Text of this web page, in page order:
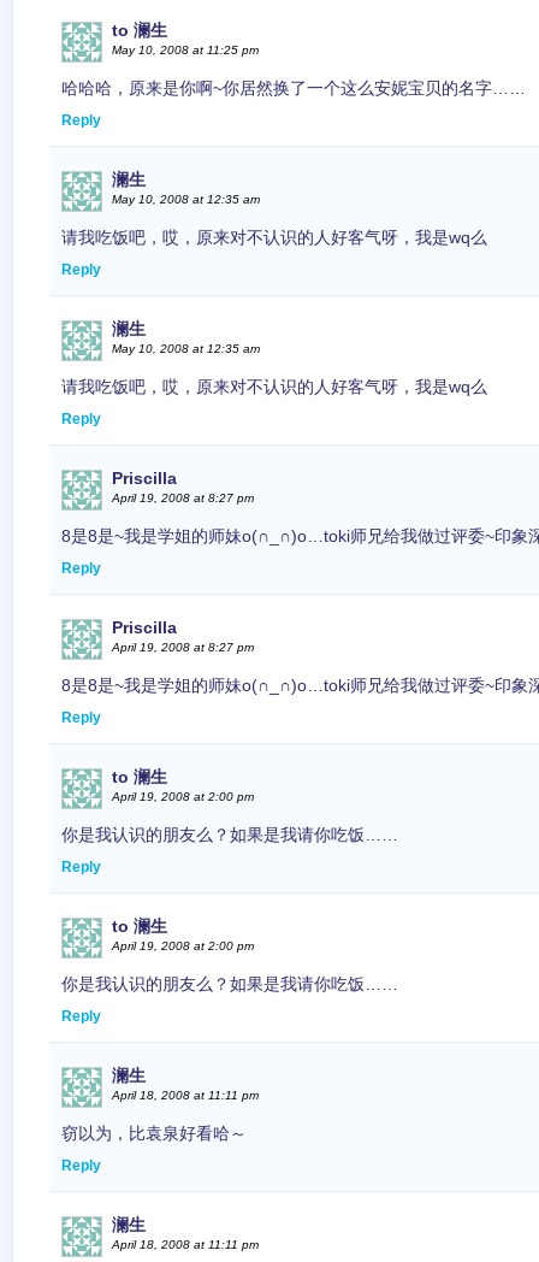
to 澜生
May 10, 2008 at 11:25 pm
哈哈哈，原来是你啊~你居然换了一个这么安妮宝贝的名字……
Reply
澜生
May 10, 2008 at 12:35 am
请我吃饭吧，哎，原来对不认识的人好客气呀，我是wq么
Reply
澜生
May 10, 2008 at 12:35 am
请我吃饭吧，哎，原来对不认识的人好客气呀，我是wq么
Reply
Priscilla
April 19, 2008 at 8:27 pm
8是8是~我是学姐的师妹o(∩_∩)o…toki师兄给我做过评委~印象
Reply
Priscilla
April 19, 2008 at 8:27 pm
8是8是~我是学姐的师妹o(∩_∩)o…toki师兄给我做过评委~印象
Reply
to 澜生
April 19, 2008 at 2:00 pm
你是我认识的朋友么？如果是我请你吃饭……
Reply
to 澜生
April 19, 2008 at 2:00 pm
你是我认识的朋友么？如果是我请你吃饭……
Reply
澜生
April 18, 2008 at 11:11 pm
窃以为，比袁泉好看哈～
Reply
澜生
April 18, 2008 at 11:11 pm